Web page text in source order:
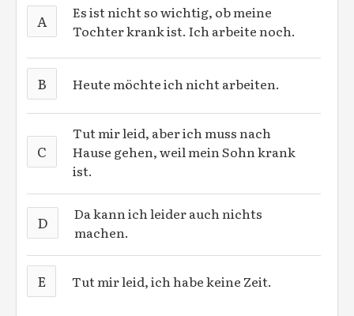
A
Es ist nicht so wichtig, ob meine
Tochter krank ist. Ich arbeite noch.
B Heute möchte ich nicht arbeiten.
C
Tut mir leid, aber ich muss nach
Hause gehen, weil mein Sohn krank
ist.
D
Da kann ich leider auch nichts
machen.
E Tut mir leid, ich habe keine Zeit.